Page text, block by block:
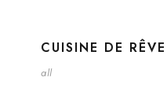
CUISINE DE RÊVE
all